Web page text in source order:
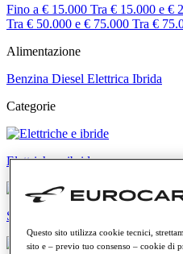
Fino a € 15.000 Tra € 15.000 e €
Tra € 50.000 e € 75.000 Tra €
Alimentazione
Benzina Diesel Elettrica Ibrida
Categorie
Elettriche e ibride
SUV e crossover
Questo sito utilizza cookie tecnici,
sito e – previo tuo consenso – cookie di